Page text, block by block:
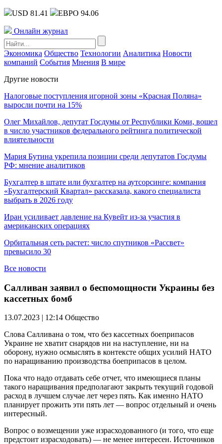
USD 81.41 ЕВРО 94.06
Онлайн журнал
Экономика Общество Технологии Аналитика Новости
компаний События Мнения В мире
Другие новости
Налоговые поступления игорной зоны «Красная Поляна»
выросли почти на 15%
Олег Михайлов, депутат Госдумы от Республики Коми, вошел
в число участников федерального рейтинга политической
влиятельности
Мария Бутина укрепила позиции среди депутатов Госдумы
РФ: мнение аналитиков
Бухгалтер в штате или бухгалтер на аутсорсинге: компания
«Бухгалтерский Квартал» рассказала, какого специалиста
выбрать в 2026 году
Иран усиливает давление на Кувейт из-за участия в
американских операциях
Орбитальная сеть растет: число спутников «Рассвет»
превысило 30
Все новости
Салливан заявил о беспомощности Украины без
кассетных бомб
13.07.2023 | 12:14 Общество
Слова Салливана о том, что без кассетных боеприпасов
Украине не хватит снарядов ни на наступление, ни на
оборону, нужно осмыслять в контексте общих усилий НАТО
по наращиванию производства боеприпасов в целом.
Пока что надо отдавать себе отчет, что имеющиеся планы
такого наращивания предполагают закрыть текущий годовой
расход в лучшем случае лет через пять. Как именно НАТО
планирует прожить эти пять лет — вопрос отдельный и очень
интересный.
Вопрос о возмещении уже израсходованного (и того, что еще
предстоит израсходовать) — не менее интересен. Источников